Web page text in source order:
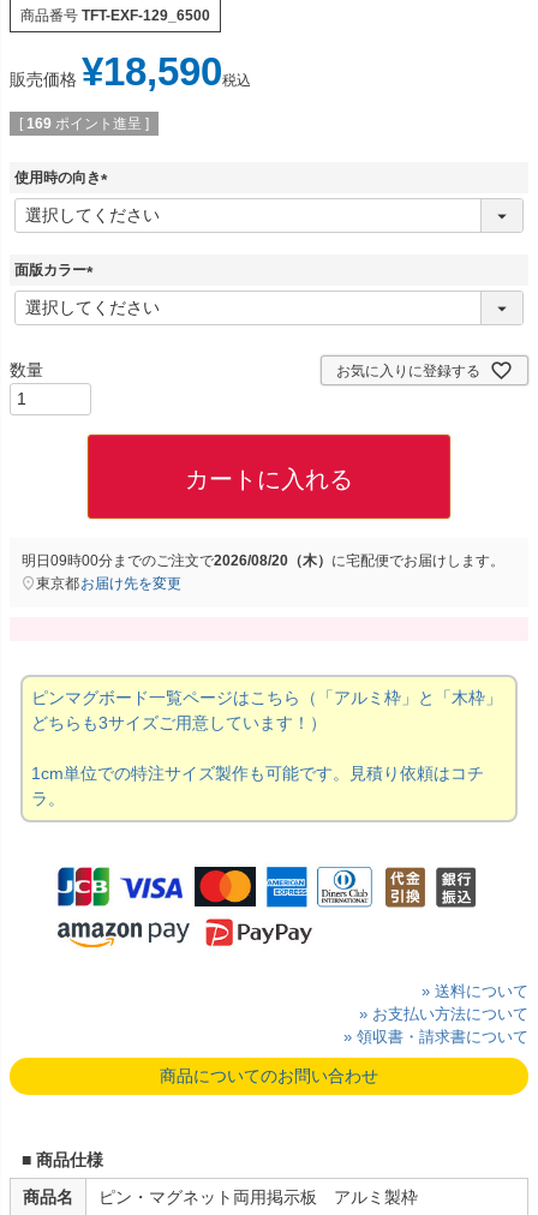
商品番号 TFT-EXF-129_6500
販売価格 ¥18,590税込
[ 169 ポイント進呈 ]
使用時の向き
(
必
面版カラー
(
必
お気に入りに登録する
カートに入れる
明日09時00分までのご注文で2026/08/20（木） に宅配便でお届けします。
東京都お届け先を変更
ピンマグボード一覧ページはこちら（「アルミ枠」と「木枠」
どちらも3サイズご用意しています！）
1cm単位での特注サイズ製作も可能です。見積り依頼はコチ
ラ。
» 送料について
» お支払い方法について
» 領収書・請求書について
商品についてのお問い合わせ
■ 商品仕様
商品名
ピン・マグネット両用掲示板 アルミ製枠